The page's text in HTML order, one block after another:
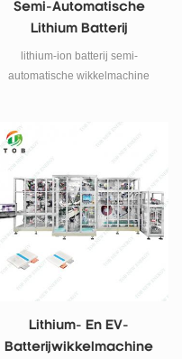
Semi-Automatische
Lithium Batterij
Wikkelmachine
lithium-ion batterij semi-
automatische wikkelmachine
Lithium- En EV-
Batterijwikkelmachine